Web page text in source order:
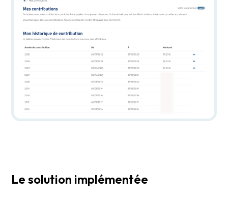
Le solution implémentée